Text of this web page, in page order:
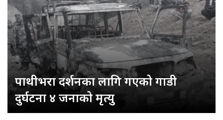
पाथीभरा दर्शनका लागि गएको गाडी
दुर्घटना ४ जनाको मृत्यु